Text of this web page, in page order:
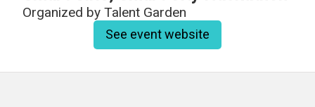
Organized by Talent Garden
See event website